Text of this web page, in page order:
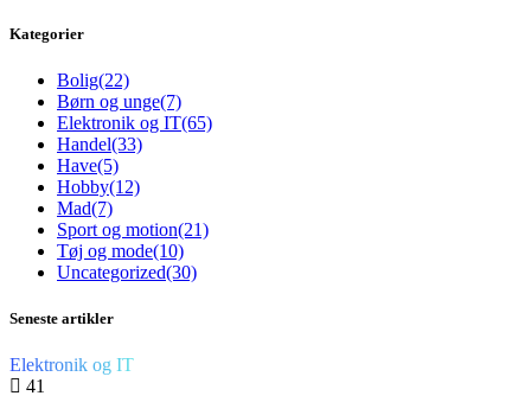
Kategorier
Bolig(22)
Børn og unge(7)
Elektronik og IT(65)
Handel(33)
Have(5)
Hobby(12)
Mad(7)
Sport og motion(21)
Tøj og mode(10)
Uncategorized(30)
Seneste artikler
Elektronik og IT
41